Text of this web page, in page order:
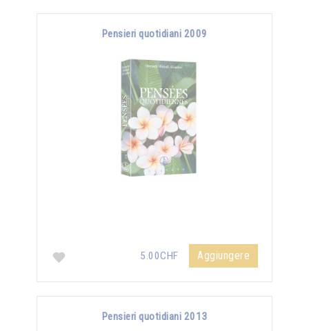
Pensieri quotidiani 2009
5.00CHF Aggiungere
Pensieri quotidiani 2013